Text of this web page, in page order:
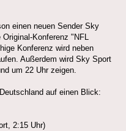
einen neuen Sender Sky
Konferenz "NFL
Konferenz wird neben
Außerdem wird Sky Sport
um 22 Uhr zeigen.
auf einen Blick:
2:15 Uhr)